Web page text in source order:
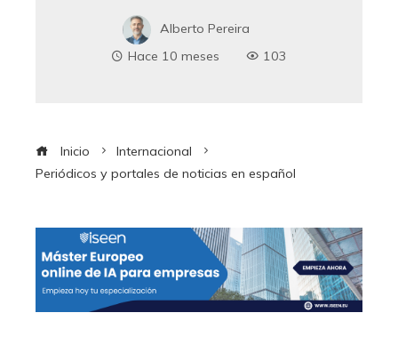
Alberto Pereira
Hace 10 meses
103
Inicio
Internacional
Periódicos y portales de noticias en español